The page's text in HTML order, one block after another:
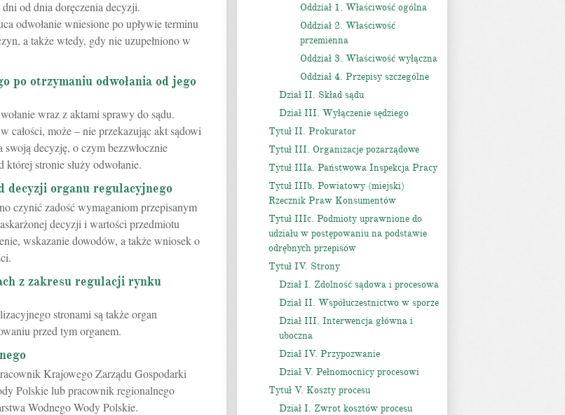
od dnia doręczenia decyzji.
odwołanie wniesione po upływie terminu
a także wtedy, gdy nie uzupełniono w
po otrzymaniu odwołania od jego
wraz z aktami sprawy do sądu.
całości, może – nie przekazując akt sądowi
decyzję, o czym bezzwłocznie
stronie służy odwołanie.
decyzji organu regulacyjnego
czynić zadość wymaganiom przepisanym
decyzji i wartości przedmiotu
wskazanie dowodów, a także wniosek o
z zakresu regulacji rynku
stronami są także organ
przed tym organem.
Krajowego Zarządu Gospodarki
Polskie lub pracownik regionalnego
Wodnego Wody Polskie.
Oddział 1. Właściwość ogólna
Oddział 2. Właściwość
przemienna
Oddział 3. Właściwość wyłączna
Oddział 4. Przepisy szczególne
Dział II. Skład sądu
Dział III. Wyłączenie sędziego
Tytuł II. Prokurator
Tytuł III. Organizacje pozarządowe
Tytuł IIIa. Państwowa Inspekcja Pracy
Tytuł IIIb. Powiatowy (miejski)
Rzecznik Praw Konsumentów
Tytuł IIIc. Podmioty uprawnione do
udziału w postępowaniu na podstawie
odrębnych przepisów
Tytuł IV. Strony
Dział I. Zdolność sądowa i procesowa
Dział II. Współuczestnictwo w sporze
Dział III. Interwencja główna i
uboczna
Dział IV. Przypozwanie
Dział V. Pełnomocnicy procesowi
Tytuł V. Koszty procesu
Dział I. Zwrot kosztów procesu